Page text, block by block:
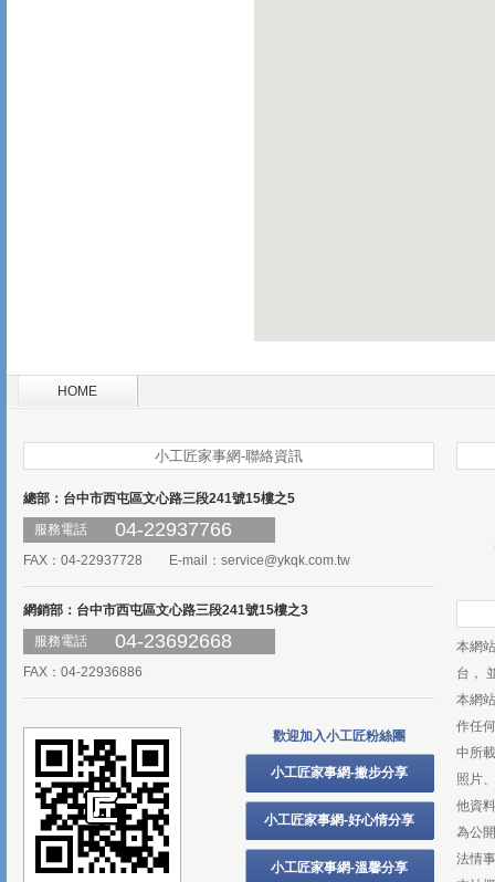
HOME
小工匠家事網-聯絡資訊
總部：台中市西屯區文心路三段241號15樓之5
服務電話
04-22937766
FAX：04-22937728 E-mail： service@ykqk.com.tw
網銷部：台中市西屯區文心路三段241號15樓之3
服務電話
04-23692668
FAX：04-22936886
歡迎加入小工匠粉絲團
小工匠家事網-撇步分享
小工匠家事網-好心情分享
小工匠家事網-溫馨分享
本網
台，
本網
作任
中所
照片
他資
為公
法情